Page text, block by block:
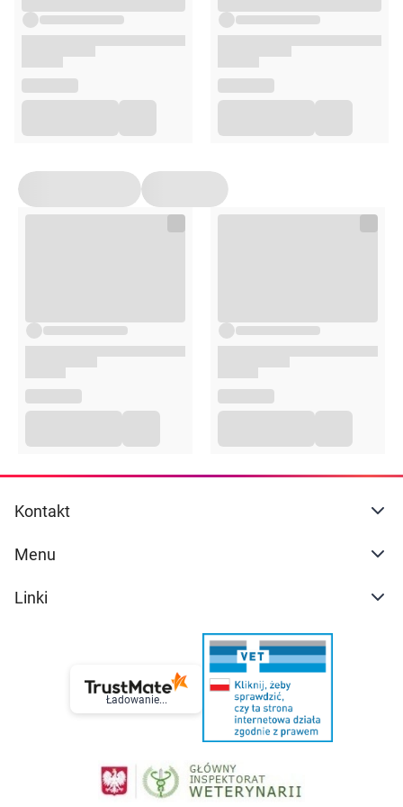
Methylglucose Distearate, Caprylic/Capric Triglyceride,
Caprylhydroxamic Acid, 1.2-Hexanediol, Xanthan Gum,
Parfum, CI77007, CI77491, CI77492.
zabezpieczającą.
zaczynając od górnej części.
Dopasuj ją wokół oczu, czoła i policzków, a następnie
dolną część wokół ust.
Kontakt
Menu
Linki
Ładowanie...